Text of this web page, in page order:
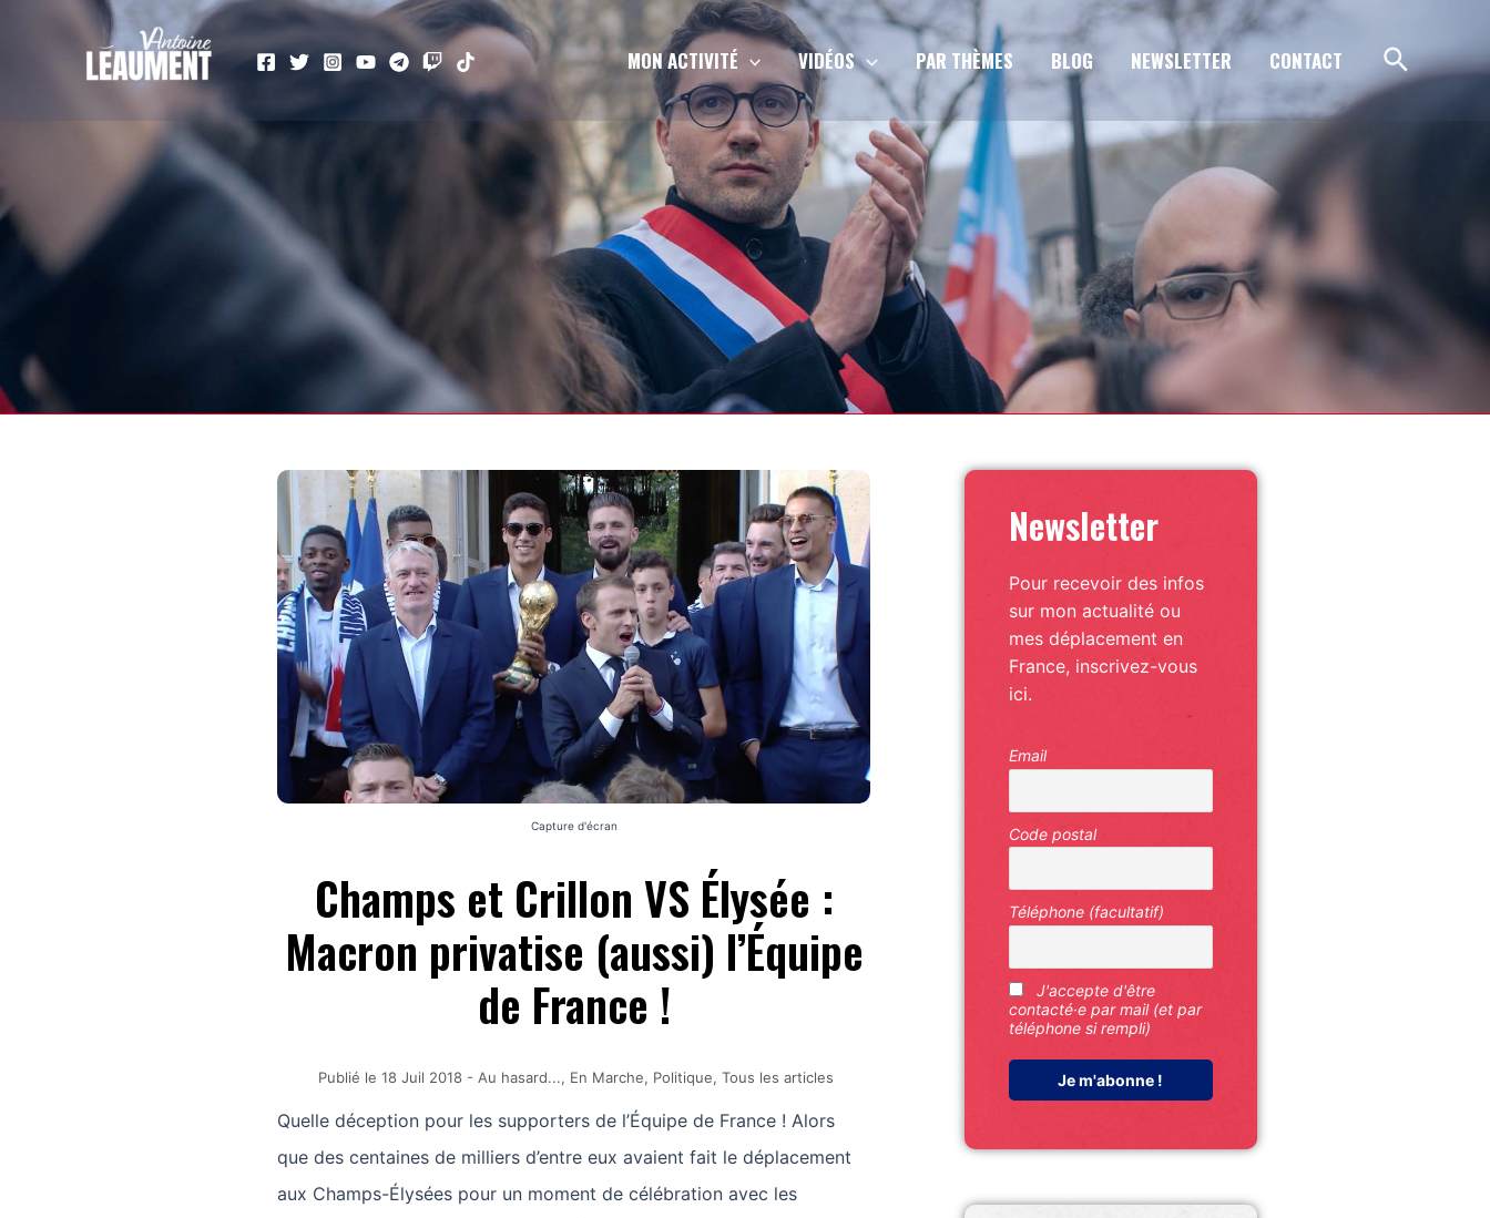
MON ACTIVITÉ VIDÉOS PAR THÈMES BLOG NEWSLETTER CONTACT
Capture d'écran
Champs et Crillon VS Élysée :
Macron privatise (aussi) l’Équipe
de France !
Publié le 18 Juil 2018 - Au hasard..., En Marche, Politique,Tous les articles
Quelle déception pour les supporters de l’Équipe de France ! Alors
que des centaines de milliers d’entre eux avaient fait le déplacement
aux Champs-Élysées pour un moment de célébration avec les
Newsletter
Pour recevoir des infos
sur mon actualité ou
mes déplacement en
France, inscrivez-vous
ici.
Email
Code postal
Téléphone (facultatif)
J'accepte d'être
contacté·e par mail (et par
téléphone si rempli)